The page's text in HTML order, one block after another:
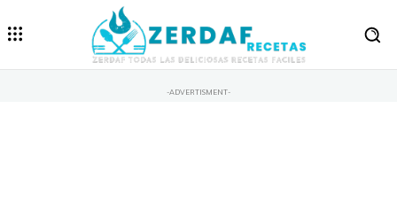
-ADVERTISMENT-